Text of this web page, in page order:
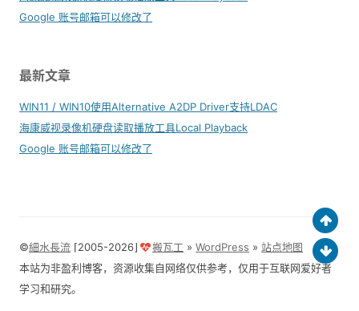
Google 账号邮箱可以修改了
最新文章
WIN11 / WIN10使用Alternative A2DP Driver支持LDAC
海康威视录像机硬盘读取播放工具Local Playback
Google 账号邮箱可以修改了
©細水長流 ⌈2005-2026⌋ 搬瓦工 »WordPress »站点地图
本站为非盈利博客，资源收集自网络仅供参考，仅用于互联网爱好者
学习和研究。